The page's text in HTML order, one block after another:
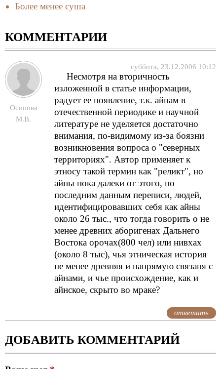
Более менее суша
КОММЕНТАРИИ
Осипова
М.В.
суббота, 23.12.2006 10:12
Несмотря на вторичность
изложенной в статье информации,
радует ее появление, т.к. айнам в
отечественной периодике и научной
литературе не уделяется достаточно
внимания, по-видимому из-за боязни
возникновения вопроса о "северных
территориях". Автор применяет к
этносу такой термин как "реликт", но
айны пока далеки от этого, по
последним данным переписи, людей,
идентифицировавших себя как айны
около 26 тыс., что тогда говорить о не
менее древних аборигенах Дальнего
Востока орочах(800 чел) или нивхах
(около 8 тыс), чья этническая история
не менее древняя и напрямую связаня с
айнами, и чье происхождение, как и
айнское, скрыто во мраке?
ответить
ДОБАВИТЬ КОММЕНТАРИЙ